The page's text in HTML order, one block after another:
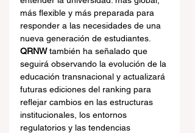
más flexible y más preparada para
responder a las necesidades de una
nueva generación de estudiantes.
QRNW también ha señalado que
seguirá observando la evolución de la
educación transnacional y actualizará
futuras ediciones del ranking para
reflejar cambios en las estructuras
institucionales, los entornos
regulatorios y las tendencias